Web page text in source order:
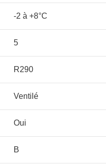
-2 à +8°C
5
R290
Ventilé
Oui
B